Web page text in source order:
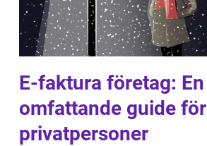
E-faktura företag: En
omfattande guide för
privatpersoner